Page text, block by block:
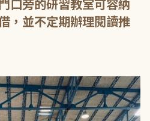
口旁的研習教室可容納
，並不定期辦理閱讀推